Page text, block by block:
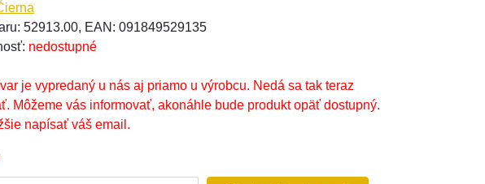
52913.00, EAN: 091849529135
nedostupné
je vypredaný u nás aj priamo u výrobcu. Nedá sa tak teraz
Môžeme vás informovať, akonáhle bude produkt opäť dostupný.
napísať váš email.